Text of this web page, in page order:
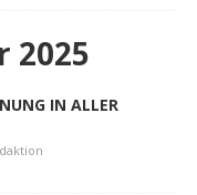
2025
IN ALLER